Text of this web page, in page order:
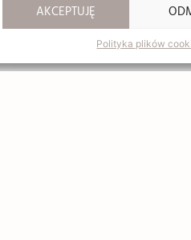
AKCEPTUJĘ
Polityka plików